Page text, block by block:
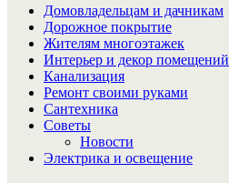
Домовладельцам и дачникам
Дорожное покрытие
Жителям многоэтажек
Интерьер и декор помещений
Канализация
Ремонт своими руками
Сантехника
Советы
Новости
Электрика и освещение